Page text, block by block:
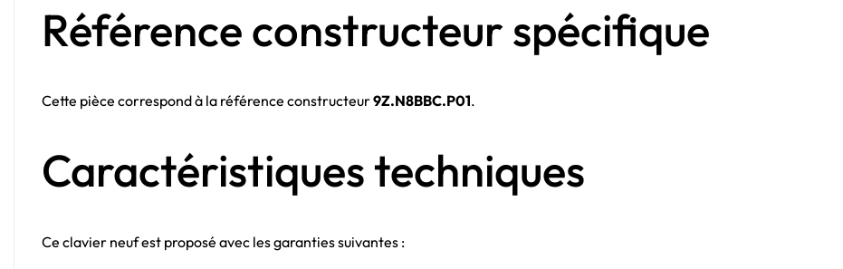
Référence constructeur spécifique
Cette pièce correspond à la référence constructeur9Z.N8BBC.P01.
Caractéristiques techniques
Ce clavier neuf est proposé avec les garanties suivantes :